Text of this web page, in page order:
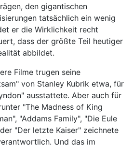
den gigantischen
tatsächlich ein wenig
er die Wirklichkeit recht
dass der größte Teil heutiger
abbildet.
Filme trugen seine
von Stanley Kubrik etwa, für
ausstattete. Aber auch für
"The Madness of King
"Addams Family", "Die Eule
"Der letzte Kaiser" zeichnete
Und das im